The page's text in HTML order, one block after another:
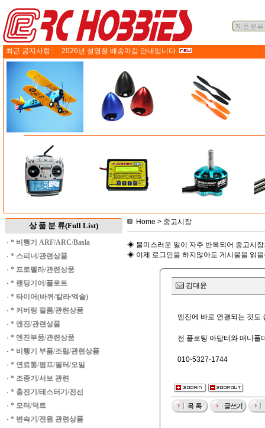
최근 공지사항 : 2026년 설명절 배송마감 안내입니다.
상 품 분 류(Full List)
· * 비행기 ARF/ARC/Basla
· * 스피너/관련상품
· * 프로펠라/관련상품
· * 랜딩기어/플로트
· * 타이어(바퀴/칼라/엑슬)
· * 커버링 필름/관련상품
· * 엔진/관련상품
· * 엔진부품/관련상품
· * 비행기 부품/조립/관련상품
· * 연료통/펌프/필터/오일
· * 조종기/서보 관련
· * 충전기/테스터기/전선
· * 모터/덕트
· * 변속기/전원 관련상품
Home > 중고시장
◈ 불미스러운 일이 자주 반복되어 중고시
◈ 이제 로그인을 하지않아도 게시물을 읽
김대윤
엔진에 바로 연결되는 것도
전 플로팅 아답터와 매니폴
010-5327-1744